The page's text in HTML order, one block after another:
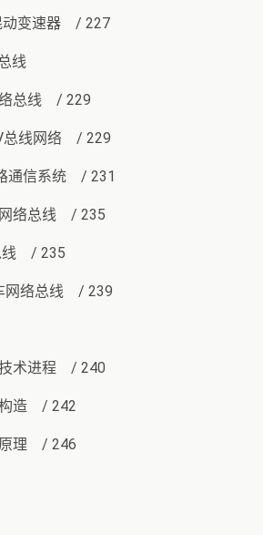
动变速器 / 227
线
总线 / 229
总线网络 / 229
通信系统 / 231
络总线 / 235
线 / 235
网络总线 / 239
术进程 / 240
造 / 242
理 / 246